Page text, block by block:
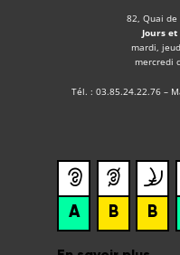
82, Quai de
Jours
mardi,
mercredi
Tél. : 03.85.24.22.76 –